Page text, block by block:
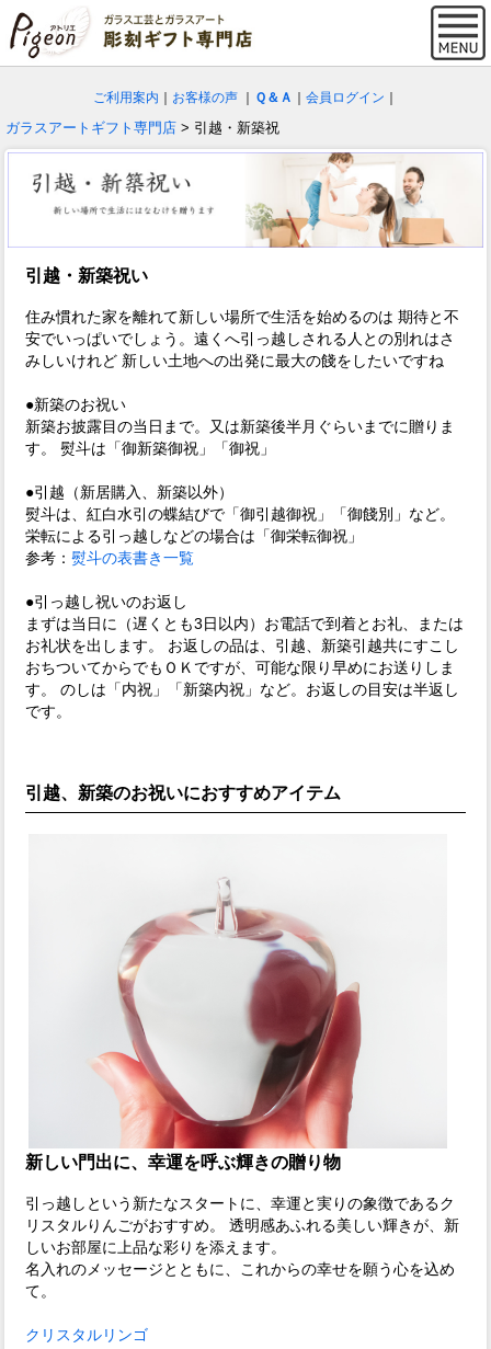
ご利用案内 お客様の声 Ｑ＆Ａ 会員ログイン
ガラスアートギフト専門店 > 引越・新築祝
引越・新築祝い
住み慣れた家を離れて新しい場所で生活を始めるのは 期待と不
安でいっぱいでしょう。遠くへ引っ越しされる人との別れはさ
みしいけれど 新しい土地への出発に最大の餞をしたいですね
●新築のお祝い
新築お披露目の当日まで。又は新築後半月ぐらいまでに贈りま
す。 熨斗は「御新築御祝」「御祝」
●引越（新居購入、新築以外）
熨斗は、紅白水引の蝶結びで「御引越御祝」「御餞別」など。
栄転による引っ越しなどの場合は「御栄転御祝」
参考： 熨斗の表書き一覧
●引っ越し祝いのお返し
まずは当日に（遅くとも3日以内）お電話で到着とお礼、または
お礼状を出します。 お返しの品は、引越、新築引越共にすこし
おちついてからでもＯＫですが、可能な限り早めにお送りしま
す。 のしは「内祝」「新築内祝」など。お返しの目安は半返し
です。
引越、新築のお祝いにおすすめアイテム
新しい門出に、幸運を呼ぶ輝きの贈り物
引っ越しという新たなスタートに、幸運と実りの象徴であるク
リスタルりんごがおすすめ。 透明感あふれる美しい輝きが、新
しいお部屋に上品な彩りを添えます。
名入れのメッセージとともに、これからの幸せを願う心を込め
て。
クリスタルリンゴ